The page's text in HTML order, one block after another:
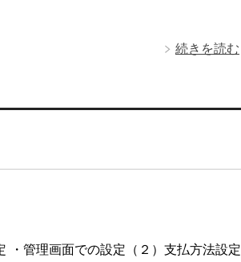
続きを読む
・管理画面での設定（２）支払方法設定